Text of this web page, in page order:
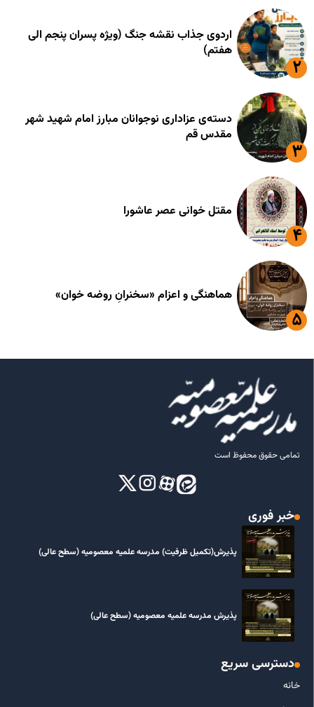
اردوی جذاب نقشه جنگ (ویژه پسران پنجم الی
هفتم)
دسته‌ی عزاداری نوجوانان مبارز امام شهید شهر
مقدس قم
مقتل خوانی عصر عاشورا
هماهنگی و اعزام «سخنرانِ روضه خوان»
تمامی حقوق محفوظ است
خبر فوری
پذیرش(تکمیل ظرفیت) مدرسه علمیه معصومیه‌ (سطح عالی)
پذیرش مدرسه علمیه معصومیه‌ (سطح عالی)
دسترسی سریع
خانه